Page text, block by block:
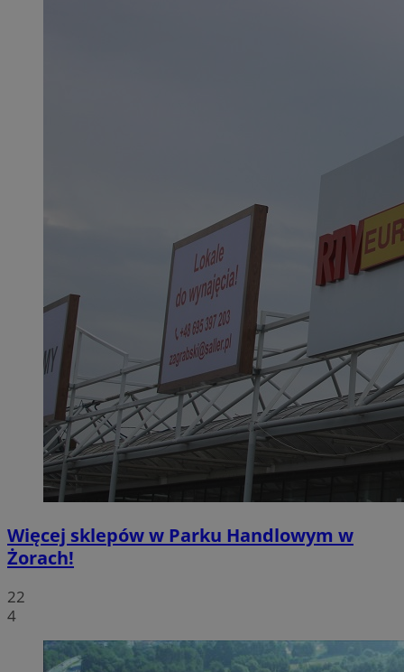
Więcej sklepów w Parku Handlowym w
Żorach!
22
4